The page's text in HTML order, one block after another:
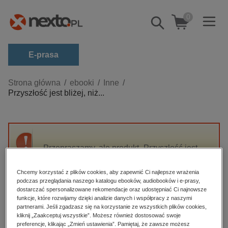
Pokaż/schowaj
wyszukiwarkę
0
E-prasa
Kategorie
Zobacz wszystkie E-prasa
budownictwo, aranżacja wnętrz
darmowe wydania
edukacja
hobby, sport, rozrywka
komputery, internet, technologie, informatyka
Strona główna ebooki
Inne
Przyszłość jest bliżej, niż...
Przepraszamy, ale produkt „Przyszłość jest
High-contrast mode
Polecane
Chcemy korzystać z plików cookies, aby zapewnić Ci najlepsze wrażenia
podczas przeglądania naszego katalogu ebooków, audiobooków i e-prasy,
dostarczać spersonalizowane rekomendacje oraz udostępniać Ci najnowsze
funkcje, które rozwijamy dzięki analizie danych i współpracy z naszymi
partnerami. Jeśli zgadzasz się na korzystanie ze wszystkich plików cookies,
kliknij „Zaakceptuj wszystkie”. Możesz również dostosować swoje
preferencje, klikając „Zmień ustawienia”. Pamiętaj, że zawsze możesz